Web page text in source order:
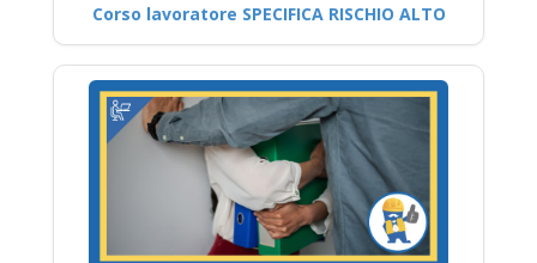
Corso lavoratore SPECIFICA RISCHIO ALTO